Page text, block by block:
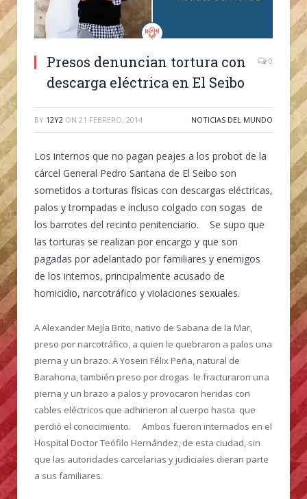
Presos denuncian tortura con
descarga eléctrica en El Seibo
0
BY 12Y2 ON 21 FEBRERO, 2014 NOTICIAS DEL MUNDO
Los internos que no pagan peajes a los probot de la
cárcel General Pedro Santana de El Seibo son
sometidos a torturas físicas con descargas eléctricas,
palos y trompadas e incluso colgado con sogas de
los barrotes del recinto penitenciario. Se supo que
las torturas se realizan por encargo y que son
pagadas por adelantado por familiares y enemigos
de los internos, principalmente acusado de
homicidio, narcotráfico y violaciones sexuales.
A Alexander Mejía Brito, nativo de Sabana de la Mar,
preso por narcotráfico, a quien le quebraron a palos una
pierna y un brazo. A Yoseiri Félix Peña, natural de
Barahona, también preso por drogas le fracturaron una
pierna y un brazo a palos y provocaron heridas con
cables eléctricos que adhirieron al cuerpo hasta que
perdió el conocimiento. Ambos fueron internados en el
Hospital Doctor Teófilo Hernández, de esta ciudad, sin
que las autoridades carcelarias y judiciales dieran parte
a sus familiares.